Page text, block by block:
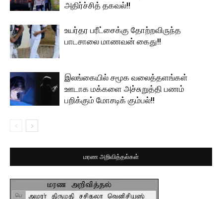
அதிர்ச்சித் தகவல்!!
உயர்தர பரீட்சைக்கு தோற்றவிருந்த
பாடசாலை மாணவன் கைது!!
இலங்கையில் சமூக வலைத்தளங்கள்
ஊடாக மக்களை அச்சுறுத்தி பணம்
பறிக்கும் மோசடிக் கும்பல்!!
மரண அறிவித்தல்கள்